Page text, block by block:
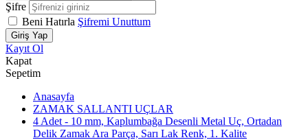
Şifre
Beni Hatırla Şifremi Unuttum
Giriş Yap
Kayıt Ol
Kapat
Sepetim
Anasayfa
ZAMAK SALLANTI UÇLAR
4 Adet - 10 mm, Kaplumbağa Desenli Metal Uç, Ortadan
Delik Zamak Ara Parça, Sarı Lak Renk, 1. Kalite